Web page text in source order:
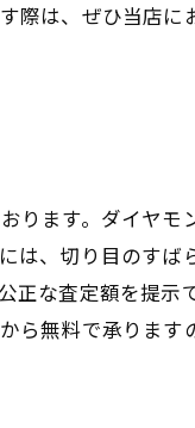
際は、ぜひ当店に
ります。ダイヤモ
、切り目のすば
正な査定額を提示
ら無料で承ります